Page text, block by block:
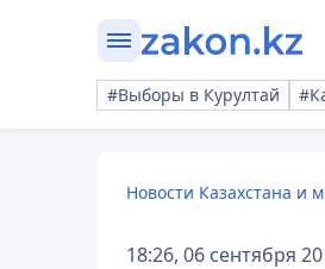
#Выборы в Курултай
Новости Казахстана и
18:26, 06 сентября